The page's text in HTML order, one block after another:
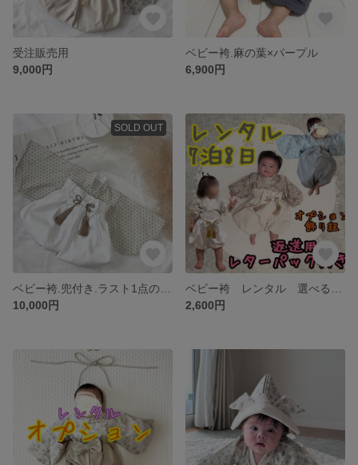
受注販売用
9,000円
ベビー袴.麻の葉×パープル
6,900円
SOLD OUT
10,000円
2,600円